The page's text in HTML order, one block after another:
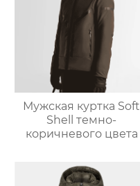
Мужская куртка Soft
Shell темно-
коричневого цвета